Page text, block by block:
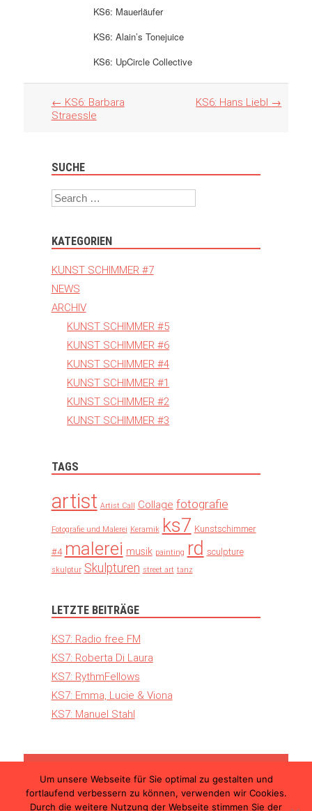
KS6: Mauerläufer
KS6: Alain’s Tonejuice
KS6: UpCircle Collective
Artikel
Navigation
← KS6: Barbara
Straessle
KS6: Hans Liebl →
SUCHE
Search
KATEGORIEN
KUNST SCHIMMER #7
NEWS
ARCHIV
KUNST SCHIMMER #5
KUNST SCHIMMER #6
KUNST SCHIMMER #4
KUNST SCHIMMER #1
KUNST SCHIMMER #2
KUNST SCHIMMER #3
TAGS
artist Artist Call Collage fotografie
Fotografie und Malerei Keramik ks7 Kunstschimmer
#4 malerei musik painting rd sculpture
skulptur Skulpturen street art tanz
LETZTE BEITRÄGE
KS7: Radio free FM
KS7: Roberta Di Laura
KS7: RythmFellows
KS7: Emma, Lucie & Viona
KS7: Manuel Stahl
© 2026 Kunst Schimmer – Die internationale
Kunstmesse in Ulm | Teilnahmebedingungen
Um unsere Webseite für Sie optimal zu gestalten und
fortlaufend verbessern zu können, verwenden wir Cookies.
Durch die weitere Nutzung der Webseite stimmen Sie der